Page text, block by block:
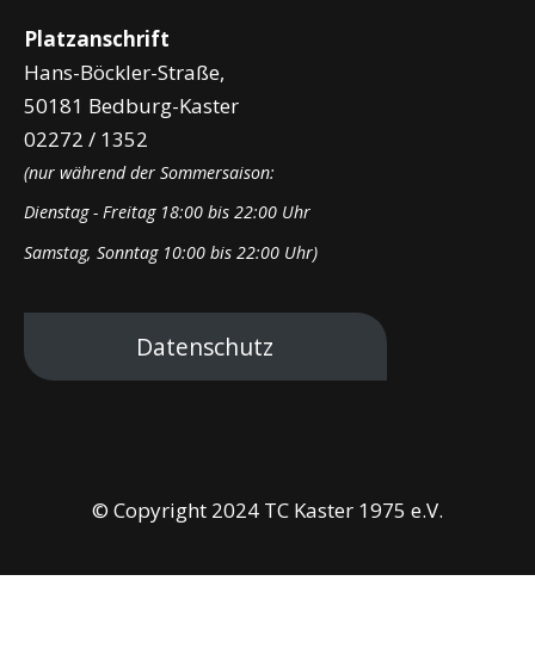
Platzanschrift
Hans-Böckler-Straße,
50181 Bedburg-Kaster
02272 / 1352
(nur während der Sommersaison:
Dienstag - Freitag 18:00 bis 22:00 Uhr
Samstag, Sonntag 10:00 bis 22:00 Uhr)
Datenschutz
© Copyright 2024 TC Kaster 1975 e.V.